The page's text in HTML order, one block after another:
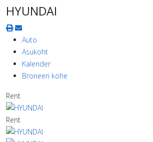
HYUNDAI
Auto
Asukoht
Kalender
Broneeri kohe
Rent
Rent